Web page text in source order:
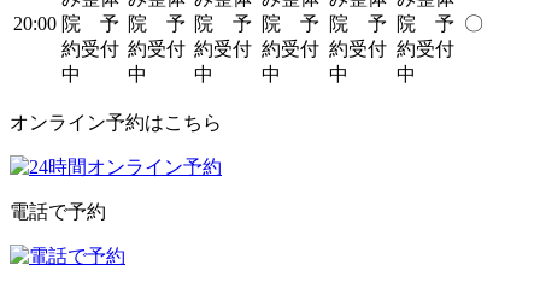
20:00 〇
オンライン予約はこちら
電話で予約